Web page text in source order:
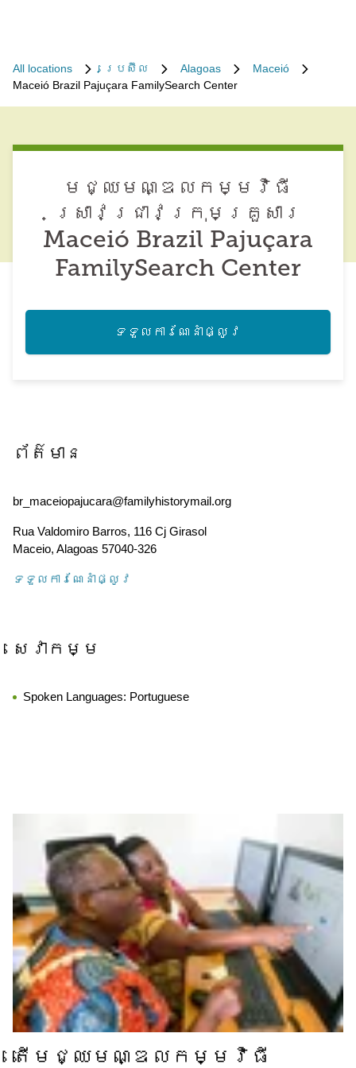
All locations ប្រេស៊ីល Alagoas
Maceió
Maceió Brazil Pajuçara FamilySearch Center
មជ្ឈមណ្ឌល​កម្មវិធី​
ស្រាវជ្រាវ​ក្រុមគ្រួសារ
Maceió Brazil Pajuçara
FamilySearch Center
ទទួល​ការណែនាំ​ផ្លូវ
ព័ត៌មាន
br_maceiopajucara@familyhistorymail.org
Rua Valdomiro Barros, 116 Cj Girasol
Maceio, Alagoas 57040-326
ទទួល​ការណែនាំ​ផ្លូវ
សេវាកម្ម
Spoken Languages: Portuguese
តើ​មជ្ឈមណ្ឌល​កម្មវិធី​